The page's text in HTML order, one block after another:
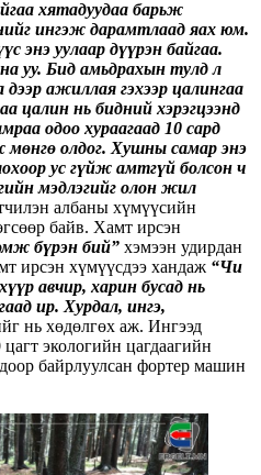
хятадуудаа барьж
ингэж дарамтлаад яах юм.
энэ уулаар дүүрэн байгаа.
уу. Бид амьдрахын тулд л
ажиллая гэхээр цалингаа
цалин нь бидний хэрэгцээнд
одоо хураагаад 10 сард
мөнгө олдог. Хушны самар энэ
ус гүйж амтгүй болсон ч
мэдлэгийг олон жил
албаны хүмүүсийн
байв. Хамт ирсэн
бүрэн бий” хэмээн удирдан
ирсэн хүмүүсдээ хандаж “Чи
авчир, харин бусад нь
ир. Хурдал, ингэ,
нь хөдөлгөх аж. Ингээд
экологийн цагдаагийн
байрлуулсан фортер машин